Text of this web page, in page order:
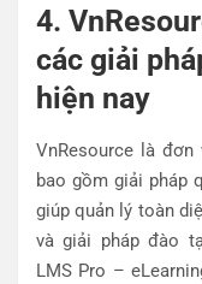
4.
các giải
hiện nay
VnResource là
bao gồm giải pháp
giúp quản lý toàn
và giải pháp đào
LMS Pro –